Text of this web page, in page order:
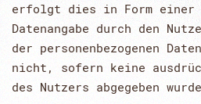
erfolgt dies in Form
Datenangabe durch den
der personenbezogenen
nicht, sofern keine
des Nutzers abgegeben